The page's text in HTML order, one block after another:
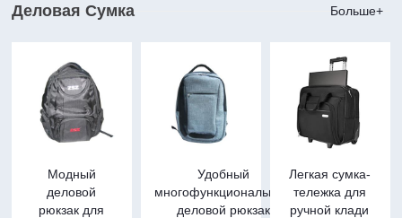
Деловая Сумка Больше+
Модный
деловой
рюкзак для
Удобный
многофункциональный
деловой рюкзак
Легкая сумка-
тележка для
ручной клади